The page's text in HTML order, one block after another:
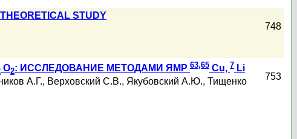
STUDY
748
O2: ИССЛЕДОВАНИЕ МЕТОДАМИ ЯМР 63,65 Cu, 7 Li
А.Г., Верховский С.В., Якубовский А.Ю., Тищенко
753